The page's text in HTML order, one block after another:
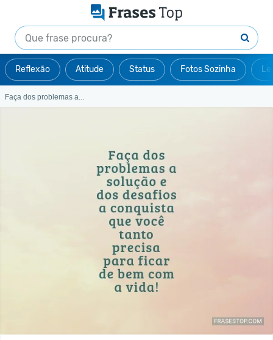
Reflexão Atitude Status Fotos Sozinha
Faça dos problemas a...